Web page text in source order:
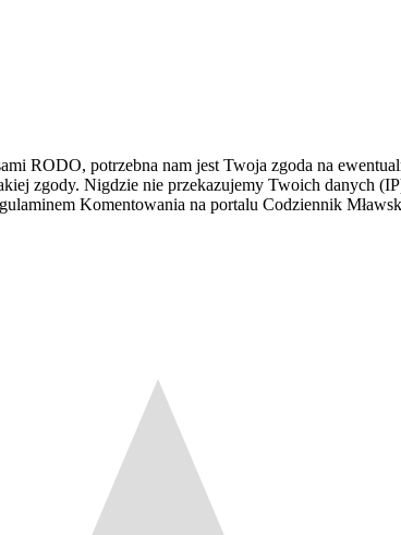
RODO, potrzebna nam jest Twoja zgoda na
zgody. Nigdzie nie przekazujemy Twoich danych
Komentowania na portalu Codziennik